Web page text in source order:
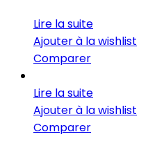
Lire la suite
Ajouter à la wishlist
Comparer
Lire la suite
Ajouter à la wishlist
Comparer